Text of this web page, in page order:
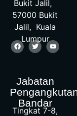
Bukit Jalil,
57000 Bukit
Jalil, Kuala
Lumpur
Jabatan
Bandar
Tingkat 7-8,